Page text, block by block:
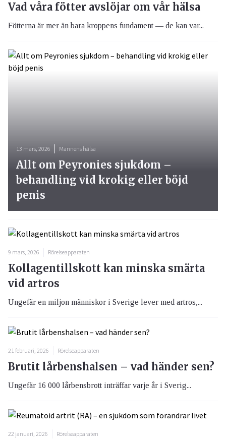
Vad våra fötter avslöjar om vår hälsa
Fötterna är mer än bara kroppens fundament — de kan var...
13 mars, 2026 Mannens hälsa
Allt om Peyronies sjukdom –
behandling vid krokig eller böjd
penis
9 mars, 2026 Rörelseapparaten
Kollagentillskott kan minska smärta
vid artros
Ungefär en miljon människor i Sverige lever med artros,...
21 februari, 2026 Rörelseapparaten
Brutit lårbenshalsen – vad händer sen?
Ungefär 16 000 lårbensbrott inträffar varje år i Sverig...
22 januari, 2026 Rörelseapparaten